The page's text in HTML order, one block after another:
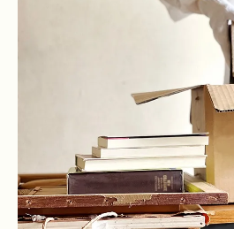
おうちの片付け実践で
整理収納のコツでおう
おうちの片付けに役立
おうちの片付けを助け
ス
おうちの片付けで失敗